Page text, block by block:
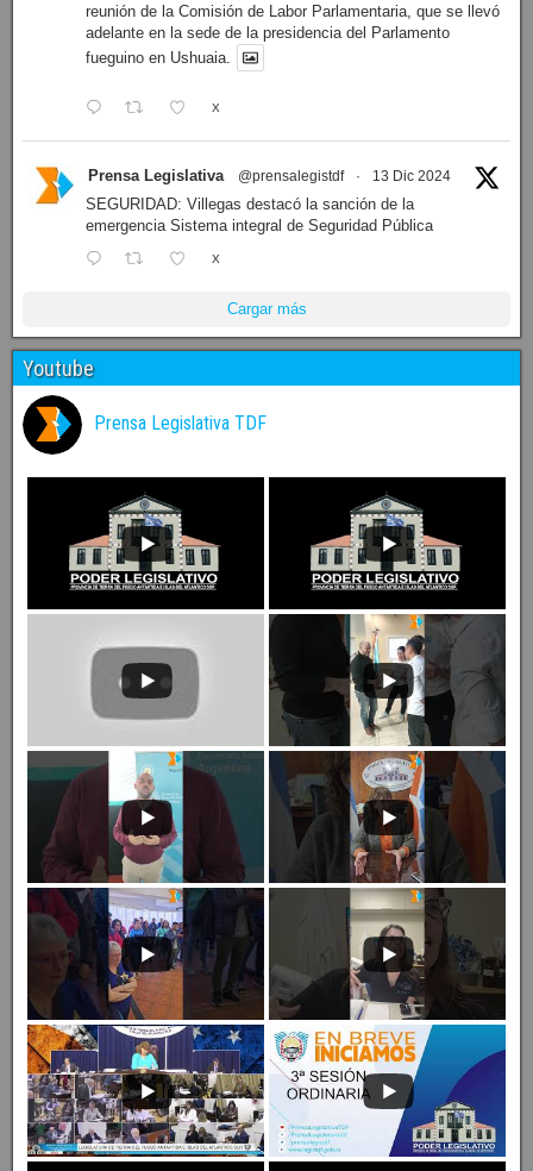
reunión de la Comisión de Labor Parlamentaria, que se llevó
adelante en la sede de la presidencia del Parlamento
fueguino en Ushuaia.
X
Prensa Legislativa @prensalegistdf · 13 Dic 2024
SEGURIDAD: Villegas destacó la sanción de la
emergencia Sistema integral de Seguridad Pública
X
Cargar más
Youtube
Prensa Legislativa TDF